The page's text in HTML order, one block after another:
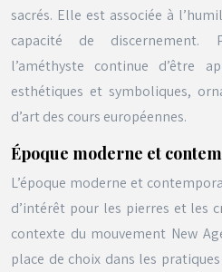
sacrés. Elle est associée à
capacité de discernement.
l’améthyste continue d’être
esthétiques et symboliques,
d’art des cours européennes.
Époque moderne et
L’époque moderne et
d’intérêt pour les pierres et les
contexte du mouvement New
place de choix dans les